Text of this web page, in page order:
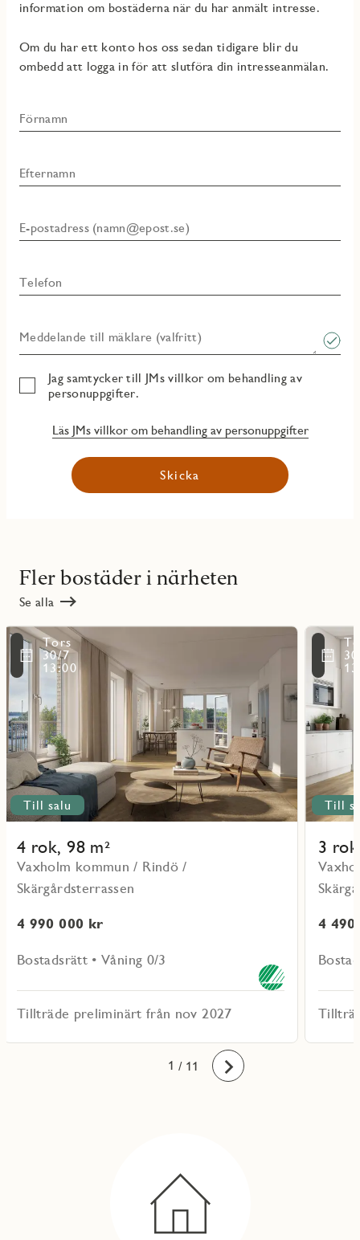
information om bostäderna när du har anmält intresse.
Om du har ett konto hos oss sedan tidigare blir du
ombedd att logga in för att slutföra din intresseanmälan.
Förnamn
Efternamn
E-postadress (namn@epost.se)
Telefon
Meddelande till mäklare (valfritt)
Jag samtycker till JMs villkor om behandling av
personuppgifter.
Läs JMs villkor om behandling av personuppgifter
Skicka
Fler bostäder i närheten
Se alla
Till salu
4 rok, 98 m²
Vaxholm kommun / Rindö /
Skärgårdsterrassen
4 990 000 kr
Bostadsrätt • Våning 0/3
Tillträde preliminärt från nov 2027
Tors
30/7
13:00
Läs
mer
om
objekt
10901
Till
3
4
Läs
mer
objekt
11001
1
2
3
4
5
6
7
8
9
10
11 / 11 Framåt